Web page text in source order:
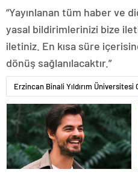
“Yayınlanan tüm haber ve
yasal bildirimlerinizi bize
iletiniz. En kısa süre
dönüş sağlanılacaktır.”
Erzincan Binali Yıldırım